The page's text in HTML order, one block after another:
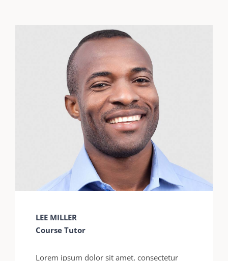
LEE MILLER
Course Tutor
Lorem ipsum dolor sit amet, consectetur